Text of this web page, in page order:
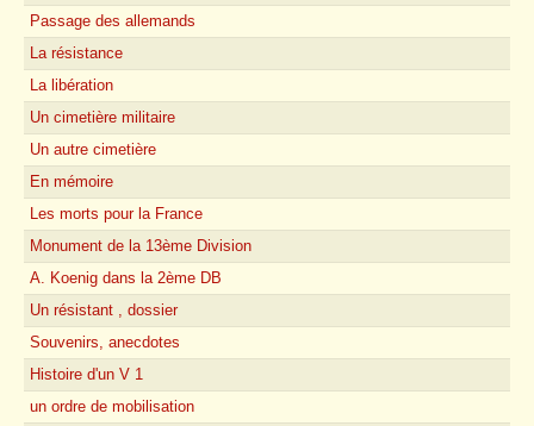
Passage des allemands
La résistance
La libération
Un cimetière militaire
Un autre cimetière
En mémoire
Les morts pour la France
Monument de la 13ème Division
A. Koenig dans la 2ème DB
Un résistant , dossier
Souvenirs, anecdotes
Histoire d'un V 1
un ordre de mobilisation